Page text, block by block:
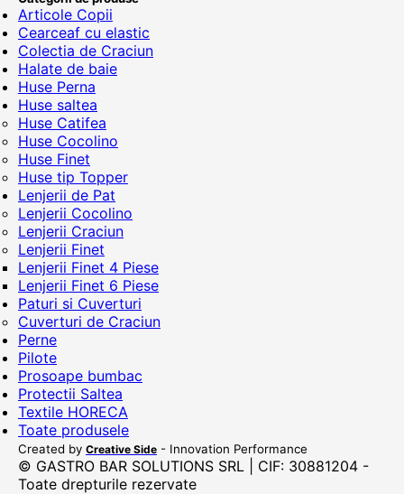
Articole Copii
Cearceaf cu elastic
Colectia de Craciun
Halate de baie
Huse Perna
Huse saltea
Huse Catifea
Huse Cocolino
Huse Finet
Huse tip Topper
Lenjerii de Pat
Lenjerii Cocolino
Lenjerii Craciun
Lenjerii Finet
Lenjerii Finet 4 Piese
Lenjerii Finet 6 Piese
Paturi si Cuverturi
Cuverturi de Craciun
Perne
Pilote
Prosoape bumbac
Protectii Saltea
Textile HORECA
Toate produsele
Created by Creative Side - Innovation Performance
© GASTRO BAR SOLUTIONS SRL | CIF: 30881204 -
Toate drepturile rezervate